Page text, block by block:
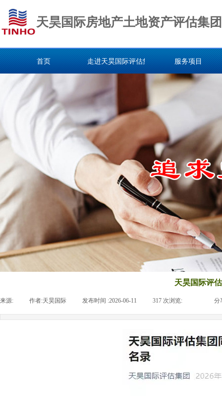
天昊国际房地产土地资产评估集
首页 走进天昊国际评估集团 服务项目
天昊国际评
来源: 作者:天昊国际 发布时间 :2026-06-11 317 次浏览: 分